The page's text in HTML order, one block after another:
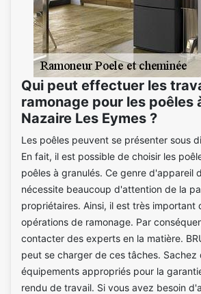
Qui peut effectuer les
ramonage pour les poêles
Nazaire Les Eymes ?
Les poêles peuvent se présenter sous
En fait, il est possible de choisir les
poêles à granulés. Ce genre d'appareil
nécessite beaucoup d'attention de la
propriétaires. Ainsi, il est très important
opérations de ramonage. Par
contacter des experts en la matière.
peut se charger de ces tâches. Sachez
équipements appropriés pour la
rendu de travail. Si vous avez besoin